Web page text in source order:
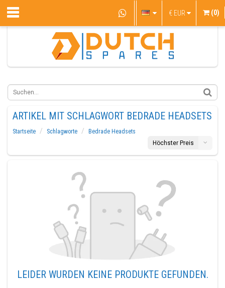
€ EUR (0)
ARTIKEL MIT SCHLAGWORT BEDRADE HEADSETS
Startseite Schlagworte
Bedrade Headsets
Höchster Preis
LEIDER WURDEN KEINE PRODUKTE GEFUNDEN.